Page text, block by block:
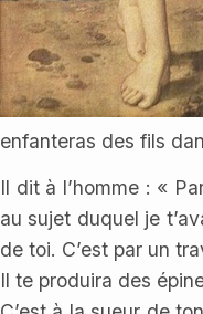
enfanteras des fils
Il dit à l’homme : «
au sujet duquel je
de toi. C’est par un
Il te produira des